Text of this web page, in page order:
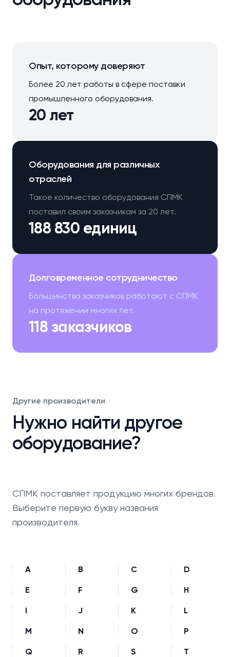
20 лет
Опыт, которому доверяют
Более 20 лет работы в сфере поставки
промышленного оборудования.
188 830 единиц
Оборудования для различных
отраслей
Такое количество оборудования СПМК
поставил своим заказчикам за 20 лет.
118 заказчиков
Долговременное сотрудничество
Большинство заказчиков работают с СПМК
на протяжении многих лет.
Другие производители
Нужно найти другое
оборудование?
СПМК поставляет продукцию многих брендов.
Выберите первую букву названия
производителя.
A B C D
E F G H
I J K L
M N O P
Q R S T